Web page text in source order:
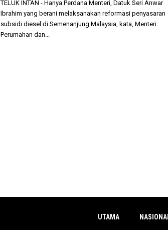
TELUK INTAN - Hanya Perdana Menteri, Datuk Seri Anwar
Ibrahim yang berani melaksanakan reformasi penyasaran
subsidi diesel di Semenanjung Malaysia, kata, Menteri
Perumahan dan...
UTAMA